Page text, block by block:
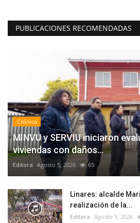
PUBLICACIONES RECOMENDADAS
Crónica
MINVU y SERVIU iniciaron
viviendas con daños...
Editora Agosto 5, 2026 65
Linares: alcalde
realización de la...
Editora Agosto 5, 2026